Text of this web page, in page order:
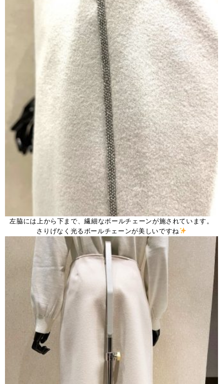
左脇には上から下まで、繊細なボールチェーンが施されています。
さりげなく光るボールチェーンが美しいですね